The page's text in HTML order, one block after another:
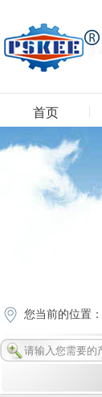
首页
下载中心
您当前的位置：